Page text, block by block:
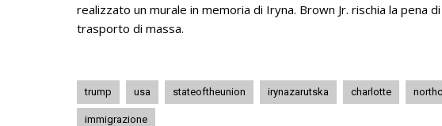
realizzato un murale in memoria di Iryna. Brown Jr. rischia la pena
trasporto di massa.
trump usa stateoftheunion irynazarutska charlotte
immigrazione